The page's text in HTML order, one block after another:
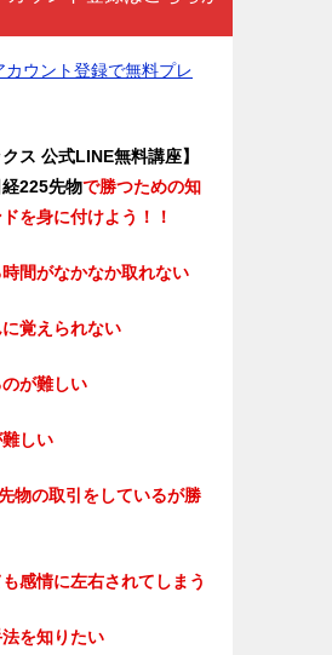
カウント登録で無料プレ
クス 公式LINE無料講座】
225先物で勝つための知
を身に付けよう！！
時間がなかなか取れない
に覚えられない
のが難しい
難しい
物の取引をしているが勝
も感情に左右されてしまう
法を知りたい